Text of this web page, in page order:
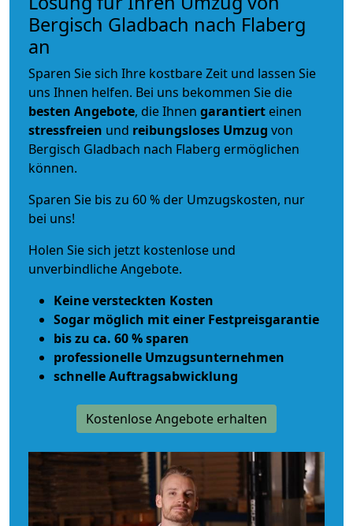
Bergisch Gladbach nach Flaberg
an
Sparen Sie sich Ihre kostbare Zeit und lassen Sie
uns Ihnen helfen. Bei uns bekommen Sie die
besten Angebote, die Ihnen garantiert einen
stressfreien und reibungsloses Umzug von
Bergisch Gladbach nach Flaberg ermöglichen
können.
Sparen Sie bis zu 60 % der Umzugskosten, nur
bei uns!
Holen Sie sich jetzt kostenlose und
unverbindliche Angebote.
Keine versteckten Kosten
Sogar möglich mit einer Festpreisgarantie
bis zu ca. 60 % sparen
professionelle Umzugsunternehmen
schnelle Auftragsabwicklung
Kostenlose Angebote erhalten